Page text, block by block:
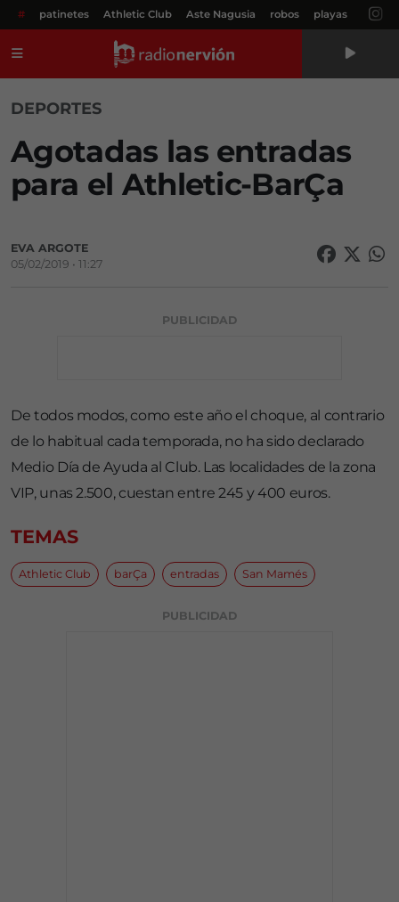
# patinetes Athletic Club Aste Nagusia robos playas
DEPORTES
Agotadas las entradas
para el Athletic-BarÇa
EVA ARGOTE
05/02/2019 • 11:27
PUBLICIDAD
De todos modos, como este año el choque, al contrario
de lo habitual cada temporada, no ha sido declarado
Medio Día de Ayuda al Club. Las localidades de la zona
VIP, unas 2.500, cuestan entre 245 y 400 euros.
TEMAS
Athletic Club barÇa entradas San Mamés
PUBLICIDAD